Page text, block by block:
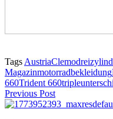
Tags AustriaClemo
Magazinmotorradbekleidung
660Trident 660triple
Previous Post